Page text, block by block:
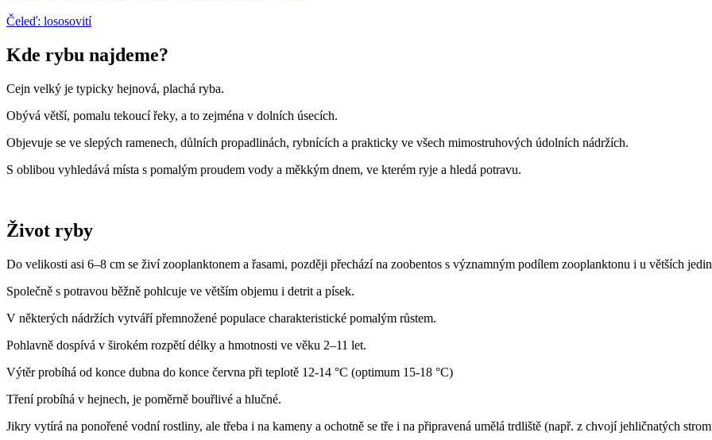
Čeleď: lososovití
Kde rybu najdeme?
Cejn velký je typicky hejnová, plachá ryba.
Obývá větší, pomalu tekoucí řeky, a to zejména v dolních úsecích.
Objevuje se ve slepých ramenech, důlních propadlinách, rybnících a prakticky ve všech mimostruhových údolních nádržích.
S oblibou vyhledává místa s pomalým proudem vody a měkkým dnem, ve kterém ryje a hledá potravu.
Život ryby
Do velikosti asi 6–8 cm se živí zooplanktonem a řasami, později přechází na zoobentos s významným podílem zooplanktonu i u větších
Společně s potravou běžně pohlcuje ve větším objemu i detrit a písek.
V některých nádržích vytváří přemnožené populace charakteristické pomalým růstem.
Pohlavně dospívá v širokém rozpětí délky a hmotnosti ve věku 2–11 let.
Výtěr probíhá od konce dubna do konce června při teplotě 12-14 °C (optimum 15-18 °C)
Tření probíhá v hejnech, je poměrně bouřlivé a hlučné.
Jikry vytírá na ponořené vodní rostliny, ale třeba i na kameny a ochotně se tře i na připravená umělá trdliště (např. z chvojí jehličnatých